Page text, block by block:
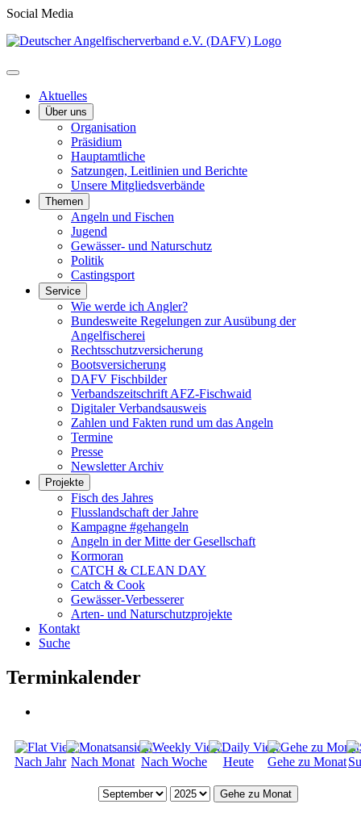
Social Media
Aktuelles
Über uns
Organisation
Präsidium
Hauptamtliche
Satzungen, Leitlinien und Berichte
Unsere Mitgliedsverbände
Themen
Angeln und Fischen
Jugend
Gewässer- und Naturschutz
Politik
Castingsport
Service
Wie werde ich Angler?
Bundesweite Regelungen zur Ausübung der
Angelfischerei
Rechtsschutzversicherung
Bootsversicherung
DAFV Fischbilder
Verbandszeitschrift AFZ-Fischwaid
Digitaler Verbandsausweis
Zahlen und Fakten rund um das Angeln
Termine
Presse
Newsletter Archiv
Projekte
Fisch des Jahres
Flusslandschaft der Jahre
Kampagne #gehangeln
Angeln in der Mitte der Gesellschaft
Kormoran
CATCH & CLEAN DAY
Catch & Cook
Gewässer-Verbesserer
Arten- und Naturschutzprojekte
Kontakt
Suche
Terminkalender
Nach Jahr Nach Monat Nach Woche Heute Gehe zu Monat
Gehe zu Monat